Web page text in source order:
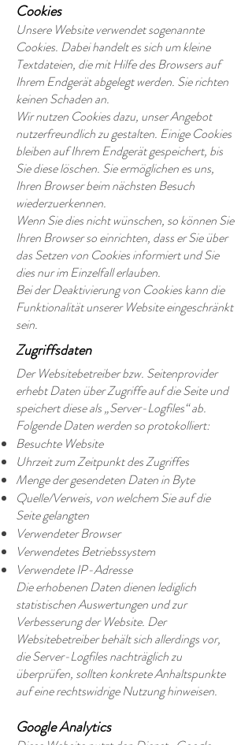
Cookies
Unsere Website verwendet sogenannte
Cookies. Dabei handelt es sich um kleine
Textdateien, die mit Hilfe des Browsers auf
Ihrem Endgerät abgelegt werden. Sie richten
keinen Schaden an.
Wir nutzen Cookies dazu, unser Angebot
nutzerfreundlich zu gestalten. Einige Cookies
bleiben auf Ihrem Endgerät gespeichert, bis
Sie diese löschen. Sie ermöglichen es uns,
Ihren Browser beim nächsten Besuch
wiederzuerkennen.
Wenn Sie dies nicht wünschen, so können Sie
Ihren Browser so einrichten, dass er Sie über
das Setzen von Cookies informiert und Sie
dies nur im Einzelfall erlauben.
Bei der Deaktivierung von Cookies kann die
Funktionalität unserer Website eingeschränkt
sein.
Zugriffsdaten
Der Websitebetreiber bzw. Seitenprovider
erhebt Daten über Zugriffe auf die Seite und
speichert diese als „Server-Logfiles“ ab.
Folgende Daten werden so protokolliert:
Besuchte Website
Uhrzeit zum Zeitpunkt des Zugriffes
Menge der gesendeten Daten in Byte
Quelle/Verweis, von welchem Sie auf die
Seite gelangten
Verwendeter Browser
Verwendetes Betriebssystem
Verwendete IP-Adresse
Die erhobenen Daten dienen lediglich
statistischen Auswertungen und zur
Verbesserung der Website. Der
Websitebetreiber behält sich allerdings vor,
die Server-Logfiles nachträglich zu
überprüfen, sollten konkrete Anhaltspunkte
auf eine rechtswidrige Nutzung hinweisen.
Google Analytics